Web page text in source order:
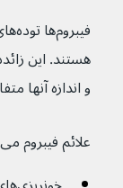
و اندازه آنها
علائم فیبروم می‌تواند شامل این موارد باشند: